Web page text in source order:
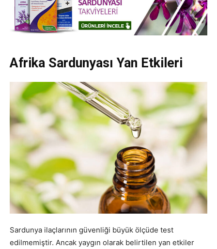
Afrika Sardunyası Yan Etkileri
Sardunya ilaçlarının güvenliği büyük ölçüde test
edilmemiştir. Ancak yaygın olarak belirtilen yan etkiler